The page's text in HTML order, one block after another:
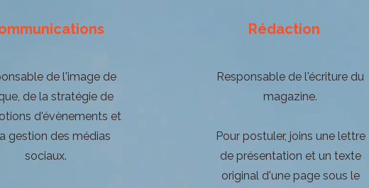
de l'image de
de la stratégie de
d'évènements et
gestion des médias
sociaux.
Rédaction
Responsable de l'écriture du
magazine.
Pour postuler, joins une lettre
de présentation et un texte
original d'une page sous le